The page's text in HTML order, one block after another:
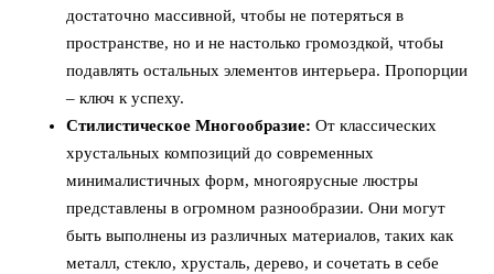
достаточно массивной, чтобы не потеряться в
пространстве, но и не настолько громоздкой, чтобы
подавлять остальных элементов интерьера. Пропорции
– ключ к успеху.
Стилистическое Многообразие: От классических
хрустальных композиций до современных
минималистичных форм, многоярусные люстры
представлены в огромном разнообразии. Они могут
быть выполнены из различных материалов, таких как
металл, стекло, хрусталь, дерево, и сочетать в себе